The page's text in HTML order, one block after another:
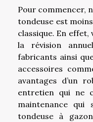
Pour commencer,
tondeuse est
classique. En
la révision
fabricants ainsi
accessoires
avantages d’un
entretien qui ne
maintenance qui
tondeuse à